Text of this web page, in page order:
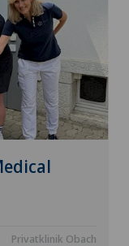
Privatklinik Obach